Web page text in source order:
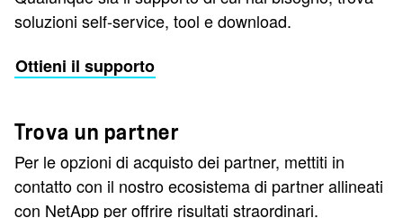
soluzioni self-service, tool e download.
Ottieni il supporto
Trova un partner
Per le opzioni di acquisto dei partner, mettiti in
contatto con il nostro ecosistema di partner allineati
con NetApp per offrire risultati straordinari.